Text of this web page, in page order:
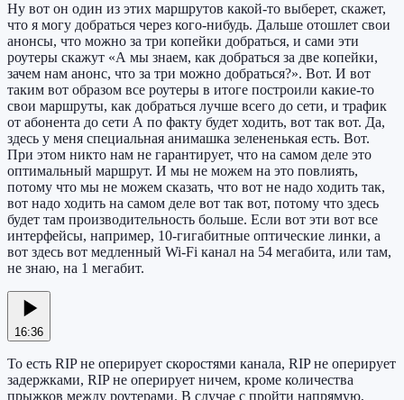
Ну вот он один из этих маршрутов какой-то выберет, скажет,
что я могу добраться через кого-нибудь. Дальше отошлет свои
анонсы, что можно за три копейки добраться, и сами эти
роутеры скажут «А мы знаем, как добраться за две копейки,
зачем нам анонс, что за три можно добраться?». Вот. И вот
таким вот образом все роутеры в итоге построили какие-то
свои маршруты, как добраться лучше всего до сети, и трафик
от абонента до сети А по факту будет ходить, вот так вот. Да,
здесь у меня специальная анимашка зелененькая есть. Вот.
При этом никто нам не гарантирует, что на самом деле это
оптимальный маршрут. И мы не можем на это повлиять,
потому что мы не можем сказать, что вот не надо ходить так,
вот надо ходить на самом деле вот так вот, потому что здесь
будет там производительность больше. Если вот эти вот все
интерфейсы, например, 10-гигабитные оптические линки, а
вот здесь вот медленный Wi-Fi канал на 54 мегабита, или там,
не знаю, на 1 мегабит.
16:36
То есть RIP не оперирует скоростями канала, RIP не оперирует
задержками, RIP не оперирует ничем, кроме количества
прыжков между роутерами. В случае с пройти напрямую,